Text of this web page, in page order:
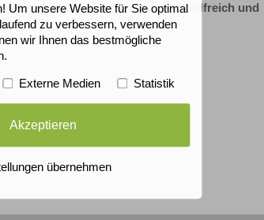
Situationen versuche ich hilfreich und
Um unsere Website für Sie optimal
zu verbessern, verwenden
wir Ihnen das bestmögliche
Externe Medien Statistik
Akzeptieren
übernehmen